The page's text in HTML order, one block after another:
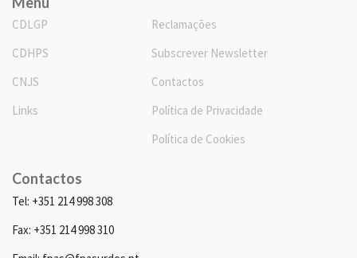
CDLGP
CDHPS
CNJS
Links
Reclamações
Subscrever Newsletter
Contactos
Política de Privacidade
Política de Cookies
Contactos
Tel: +351 214 998 308
Fax: +351 214 998 310